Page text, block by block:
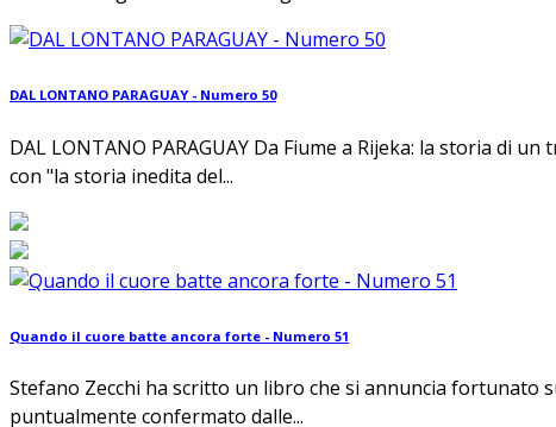
DAL LONTANO PARAGUAY - Numero 50
DAL LONTANO PARAGUAY Da Fiume a Rijeka: la storia di
con "la storia inedita del...
Quando il cuore batte ancora forte - Numero 51
Stefano Zecchi ha scritto un libro che si annuncia fortunato
puntualmente confermato dalle...